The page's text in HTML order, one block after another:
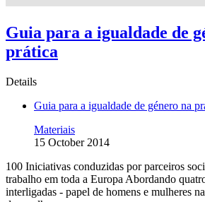
Guia para a igualdade de
prática
Details
Guia para a igualdade de género na
Materiais
15 October 2014
100 Iniciativas conduzidas por parceiros
trabalho em toda a Europa Abordando
interligadas - papel de homens e mulheres